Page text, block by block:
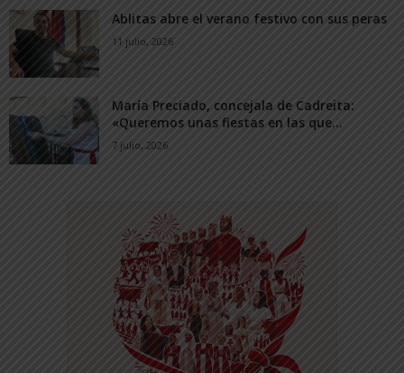
Ablitas abre el verano festivo con sus peras
11 julio, 2026
María Preciado, concejala de Cadreita:
«Queremos unas fiestas en las que...
7 julio, 2026